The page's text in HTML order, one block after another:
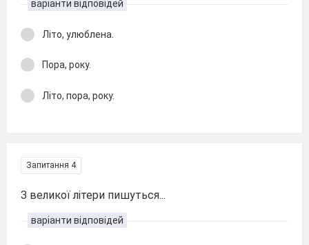
варіанти відповідей
Літо, улюблена.
Пора, року.
Літо, пора, року.
Запитання 4
З великої літери пишуться...
варіанти відповідей